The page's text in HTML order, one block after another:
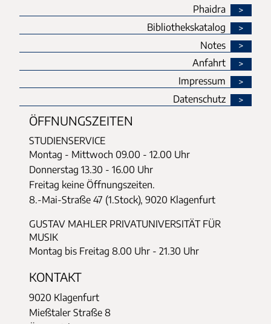
Phaidra
Bibliothekskatalog
Notes
Anfahrt
Impressum
Datenschutz
ÖFFNUNGSZEITEN
STUDIENSERVICE
Montag - Mittwoch 09.00 - 12.00 Uhr
Donnerstag 13.30 - 16.00 Uhr
Freitag keine Öffnungszeiten.
8.-Mai-Straße 47 (1.Stock), 9020 Klagenfurt
GUSTAV MAHLER PRIVATUNIVERSITÄT FÜR
MUSIK
Montag bis Freitag 8.00 Uhr - 21.30 Uhr
KONTAKT
9020 Klagenfurt
Mießtaler Straße 8